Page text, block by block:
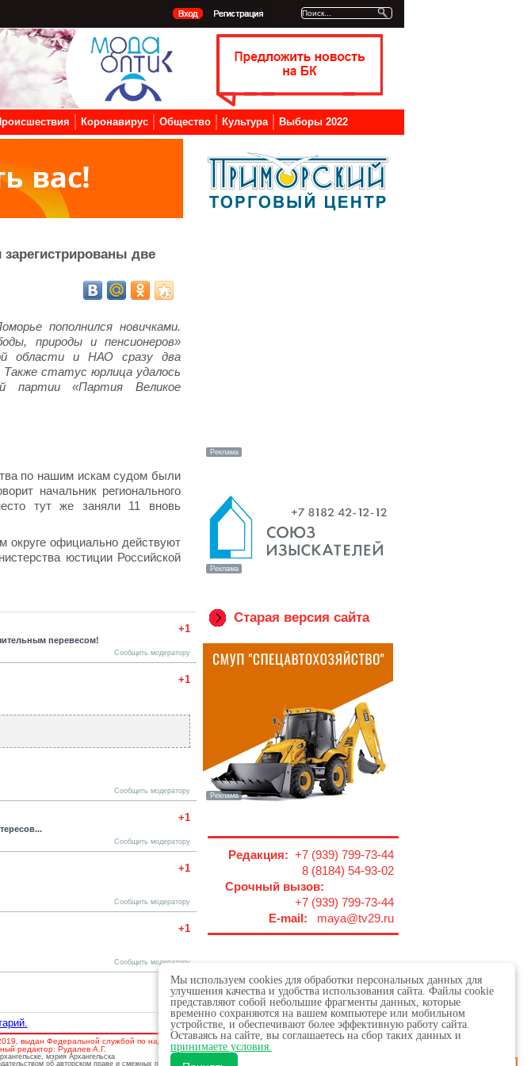
Коронавирус Общество Культура Выборы 2022
две
пополнился новичками.
природы и пенсионеров»
области и НАО сразу два
статус юрлица удалось
партии «Партия Великое
по нашим искам судом были
начальник регионального
тут же заняли 11 вновь
округе официально действуют
юстиции Российской
+1
перевесом!
Сообщить модератору
+1
Сообщить модератору
+1
Сообщить модератору
+1
Сообщить модератору
+1
Сообщить модератору
Старая версия сайта
Редакция: +7 (939) 799-73-44
8 (8184) 54-93-02
Срочный вызов:
+7 (939) 799-73-44
E-mail: maya@tv29.ru
выдан Федеральной службой по надзору в сфере связи,
редактор: Рудалев А.Г.
мэрия Архангельска
об авторском праве и смежных правах.
Мы используем cookies для обработки персональных данных для
улучшения качества и удобства использования сайта. Файлы cookie
представляют собой небольшие фрагменты данных, которые
временно сохраняются на вашем компьютере или мобильном
устройстве, и обеспечивают более эффективную работу сайта.
Оставаясь на сайте, вы соглашаетесь на сбор таких данных и
принимаете условия.